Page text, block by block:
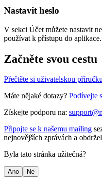
Nastavit heslo
V sekci Účet můžete nastavit
používat k přístupu do aplikace.
Začněte svou cestu
Přečtěte si uživatelskou
Máte nějaké dotazy? Podívejte
Získejte podporu na:
Připojte se k našemu mailing
nejnovějších zprávách a
Byla tato stránka užitečná?
Ano Ne